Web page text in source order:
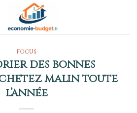
FOCUS
des bonnes
malin toute
l’année